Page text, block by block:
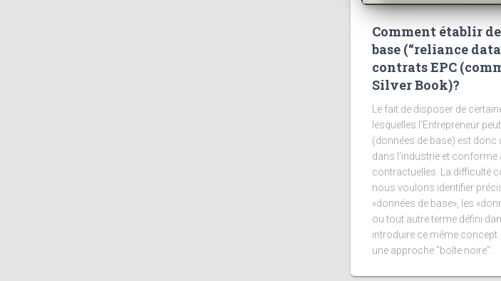
Comment établir
base (“reliance
contrats EPC
Silver Book)?
Le fait de disposer de
lesquelles l'Entrepreneur
(données de base) est donc
dans l'industrie et conforme
contractuelles. La difficulté
nous voulons identifier
«données de base», les
ou tout autre terme défini
introduire ce même
une approche "boîte noire".